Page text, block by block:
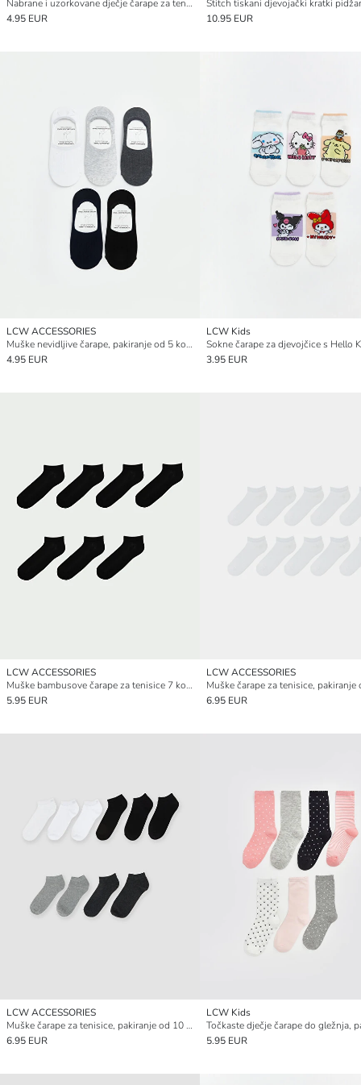
Nabrane i uzorkovane dječje čarape za tenisice, pakiranje od 5 komada
4.95 EUR
Stitch tiskani djevojački kratki
10.95 EUR
LCW ACCESSORIES
Muške nevidljive čarape, pakiranje od 5 komada
4.95 EUR
LCW Kids
3.95 EUR
LCW ACCESSORIES
Muške bambusove čarape za tenisice 7 komada
5.95 EUR
LCW ACCESSORIES
6.95 EUR
LCW ACCESSORIES
Muške čarape za tenisice, pakiranje od 10 komada
6.95 EUR
LCW Kids
5.95 EUR